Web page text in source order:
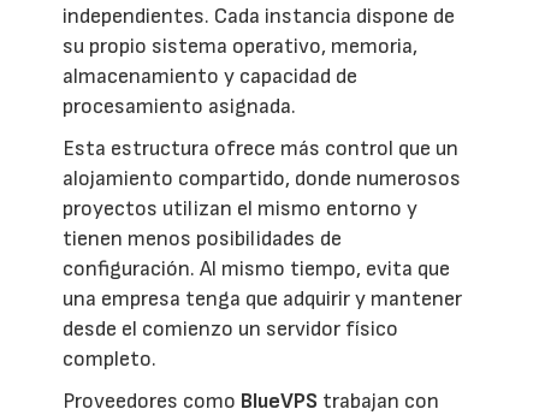
independientes. Cada instancia dispone de
su propio sistema operativo, memoria,
almacenamiento y capacidad de
procesamiento asignada.
Esta estructura ofrece más control que un
alojamiento compartido, donde numerosos
proyectos utilizan el mismo entorno y
tienen menos posibilidades de
configuración. Al mismo tiempo, evita que
una empresa tenga que adquirir y mantener
desde el comienzo un servidor físico
completo.
Proveedores como BlueVPS trabajan con